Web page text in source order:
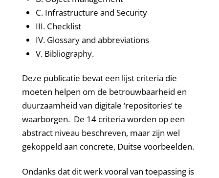
C. Infrastructure and Security
III. Checklist
IV. Glossary and abbreviations
V. Bibliography.
Deze publicatie bevat een lijst criteria die
moeten helpen om de betrouwbaarheid en
duurzaamheid van digitale ‘repositories’ te
waarborgen. De 14 criteria worden op een
abstract niveau beschreven, maar zijn wel
gekoppeld aan concrete, Duitse voorbeelden.
Ondanks dat dit werk vooral van toepassing is